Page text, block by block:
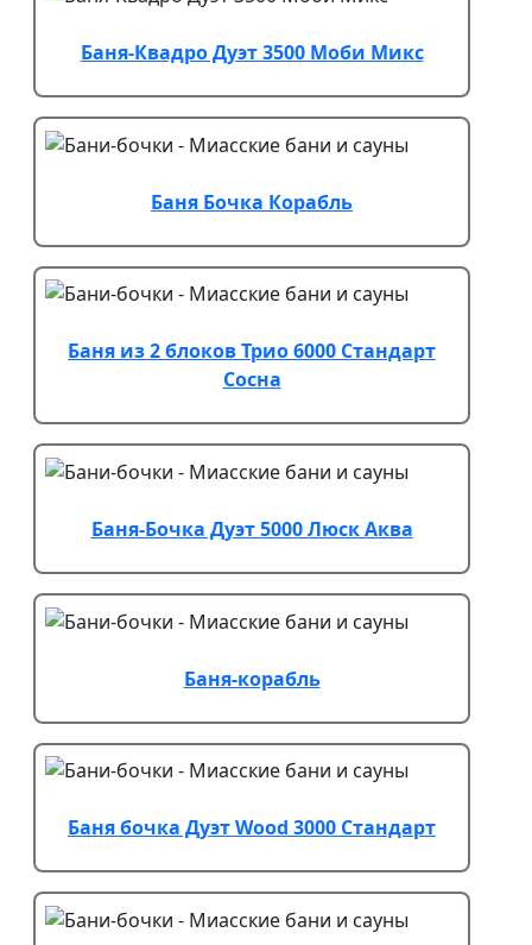
Баня-Квадро Дуэт 3500 Моби Микс
Баня Бочка Корабль
Баня из 2 блоков Трио 6000 Стандарт
Сосна
Баня-Бочка Дуэт 5000 Люск Аква
Баня-корабль
Баня бочка Дуэт Wood 3000 Стандарт